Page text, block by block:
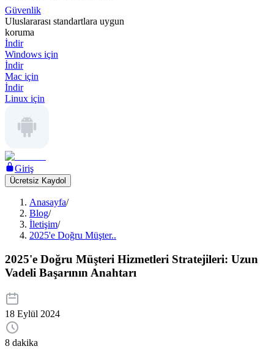
Güvenlik
Uluslararası standartlara uygun
koruma
İndir
Windows için
İndir
Mac için
İndir
Linux için
Giriş
Ücretsiz Kaydol
Anasayfa/
Blog/
İletişim/
2025'e Doğru Müşter..
2025'e Doğru Müşteri Hizmetleri Stratejileri: Uzun
Vadeli Başarının Anahtarı
18 Eylül 2024
8 dakika